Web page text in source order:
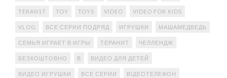
TERAN1T TOY TOYS VIDEO VIDEO FOR KIDS
VLOG ВСЕ СЕРИИ ПОДРЯД ИГРУШКИ МАШАМЕДВЕДЬ
СЕМЬЯ ИГРАЕТ В ИГРЫ ТЕРАНИТ ЧЕЛЛЕНДЖ
БЕЗКОШТОВНО В ВИДЕО ДЛЯ ДЕТЕЙ
ВИДЕО ИГРУШКИ ВСЕ СЕРИИ ВІДЕОТЕЛЕФОН